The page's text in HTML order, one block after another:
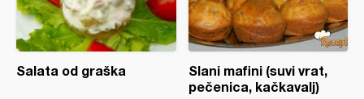
Salata od graška
Slani mafini (suvi vrat,
pečenica, kačkavalj)